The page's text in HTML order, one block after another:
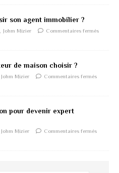
son agent immobilier ?
Johm Mizier Commentaires fermés
de maison choisir ?
Johm Mizier Commentaires fermés
pour devenir expert
Johm Mizier Commentaires fermés